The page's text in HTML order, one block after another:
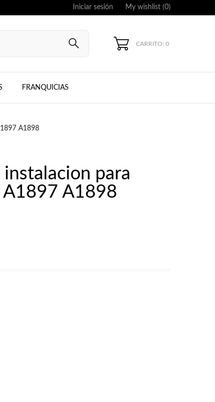
Iniciar sesión My wishlist (0)
CARRITO: 0
FRANQUICIAS
A1898
para
A1897 A1898